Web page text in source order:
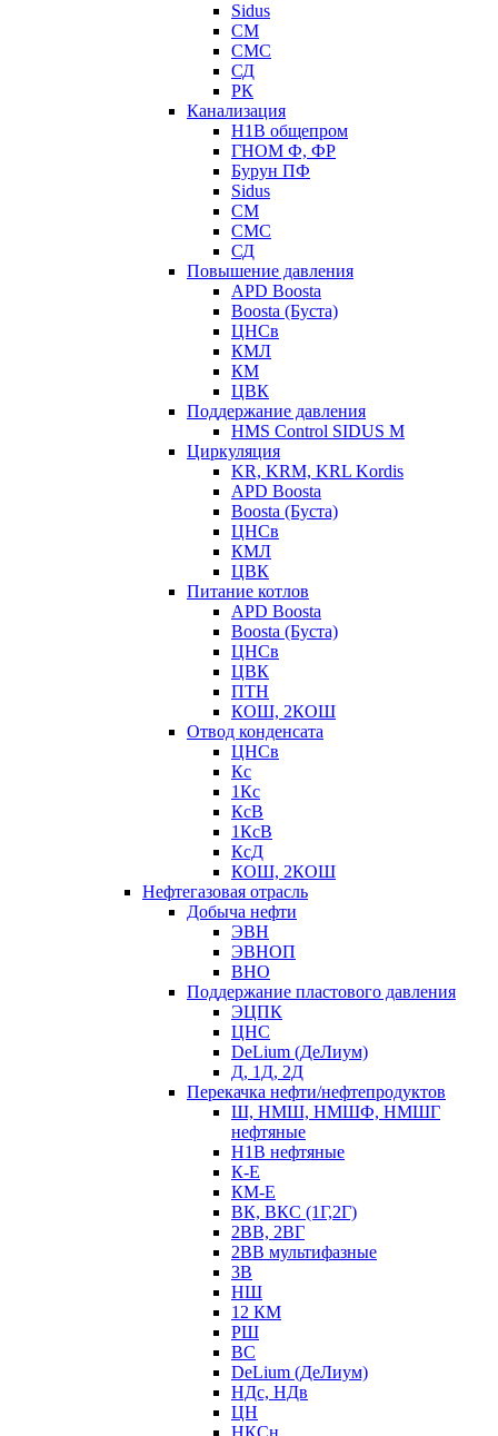
Sidus
СМ
СМС
СД
РК
Канализация
Н1В общепром
ГНОМ Ф, ФР
Бурун ПФ
Sidus
СМ
СМС
СД
Повышение давления
APD Boosta
Boosta (Буста)
ЦНСв
КМЛ
КМ
ЦВК
Поддержание давления
HMS Control SIDUS M
Циркуляция
KR, KRM, KRL Kordis
APD Boosta
Boosta (Буста)
ЦНСв
КМЛ
ЦВК
Питание котлов
APD Boosta
Boosta (Буста)
ЦНСв
ЦВК
ПТН
КОШ, 2КОШ
Отвод конденсата
ЦНСв
Кс
1Кс
КсВ
1КсВ
КсД
КОШ, 2КОШ
Нефтегазовая отрасль
Добыча нефти
ЭВН
ЭВНОП
ВНО
Поддержание пластового давления
ЭЦПК
ЦНС
DeLium (ДеЛиум)
Д, 1Д, 2Д
Перекачка нефти/нефтепродуктов
Ш, НМШ, НМШФ, НМШГ
нефтяные
Н1В нефтяные
К-Е
КМ-Е
ВК, ВКС (1Г,2Г)
2ВВ, 2ВГ
2ВВ мультифазные
3В
НШ
12 КМ
РШ
ВС
DeLium (ДеЛиум)
НДс, НДв
ЦН
НКСн